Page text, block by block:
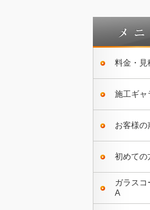
料金・見
施工ギャ
お客様の
初めての
ガラスコ
A